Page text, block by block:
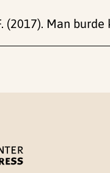
(2017). Man